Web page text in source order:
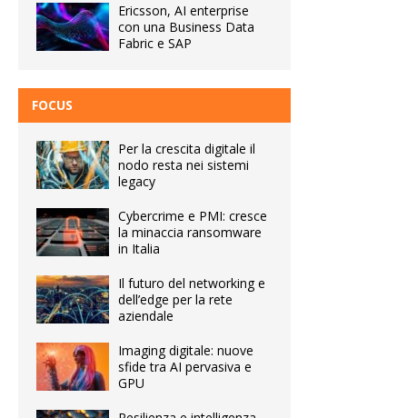
Ericsson, AI enterprise
con una Business Data
Fabric e SAP
FOCUS
Per la crescita digitale il
nodo resta nei sistemi
legacy
Cybercrime e PMI: cresce
la minaccia ransomware
in Italia
Il futuro del networking e
dell’edge per la rete
aziendale
Imaging digitale: nuove
sfide tra AI pervasiva e
GPU